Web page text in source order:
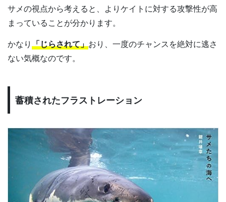
サメの視点から考えると、よりケイトに対する攻撃性が高
まっていることが分かります。
かなり「じらされて」おり、一度のチャンスを絶対に逃さ
ない気概なのです。
蓄積されたフラストレーション